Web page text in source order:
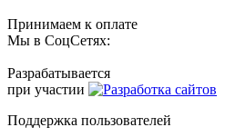
Принимаем к оплате
Мы в СоцСетях:
Разрабатывается
при участии
Поддержка пользователей